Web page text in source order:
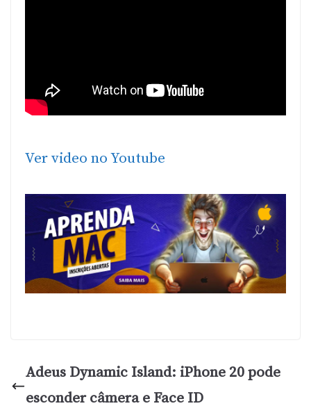
Ver video no Youtube
Adeus Dynamic Island: iPhone 20 pode
esconder câmera e Face ID